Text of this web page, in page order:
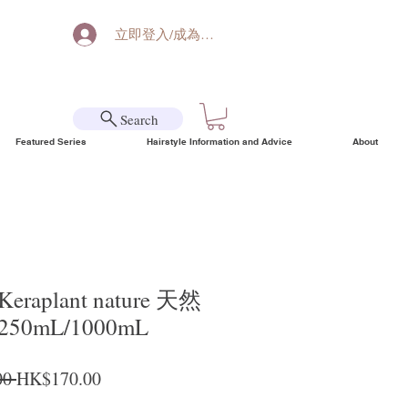
立即登入/成為會員
Search
Featured Series Hairstyle Information and Advice About
nature 天然
1000mL
Regular Price
HK$170.00Sale Price